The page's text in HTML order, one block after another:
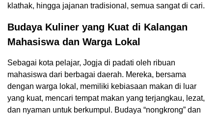
klathak, hingga jajanan tradisional, semua sangat di cari.
Budaya Kuliner yang Kuat di Kalangan
Mahasiswa dan Warga Lokal
Sebagai kota pelajar, Jogja di padati oleh ribuan
mahasiswa dari berbagai daerah. Mereka, bersama
dengan warga lokal, memiliki kebiasaan makan di luar
yang kuat, mencari tempat makan yang terjangkau, lezat,
dan nyaman untuk berkumpul. Budaya “nongkrong” dan